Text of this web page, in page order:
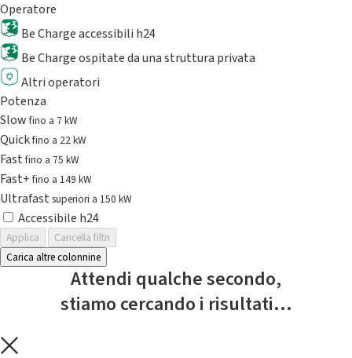
Operatore
Be Charge accessibili h24
Be Charge ospitate da una struttura privata
Altri operatori
Potenza
Slowfino a 7 kW
Quickfino a 22 kW
Fastfino a 75 kW
Fast+fino a 149 kW
Ultrafast superiori a 150 kW
Accessibile h24
Applica
Cancella filtri
Carica altre colonnine
Attendi qualche secondo,
stiamo cercando i risultati...